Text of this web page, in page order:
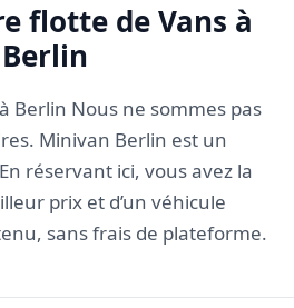
flotte de Vans à
Berlin
Berlin Nous ne sommes pas
Minivan Berlin est un
réservant ici, vous avez la
prix et d’un véhicule
sans frais de plateforme.